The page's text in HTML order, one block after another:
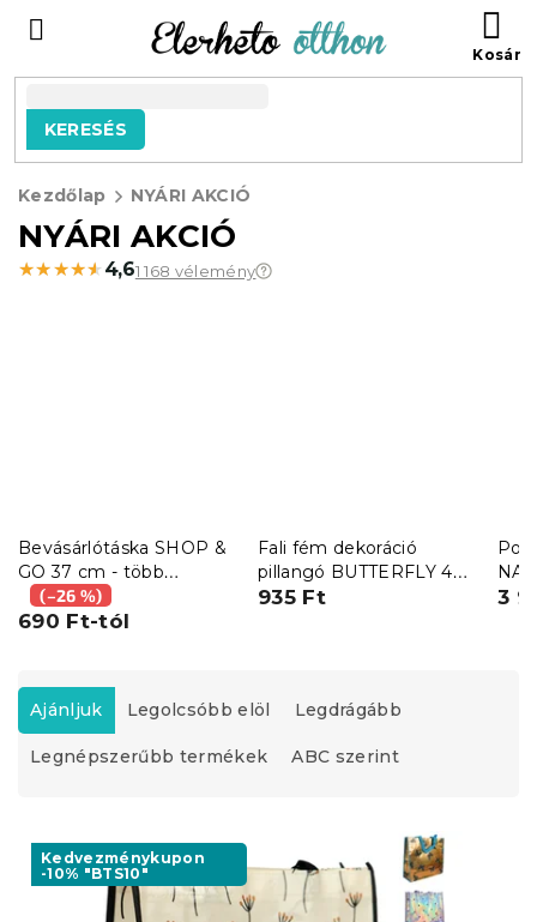
tartalomhoz
KERESÉS
Kezdőlap NYÁRI AKCIÓ
NYÁRI AKCIÓ
★★★★★
★★★★★ 4,61 168 vélemény
Bevásárlótáska SHOP &
GO 37 cm - több
változat
(–26 %)
690 Ft-tól
Fali fém dekoráció
pillangó BUTTERFLY 40
cm - több színben
935 Ft 3
T
e
r
m
e
Ajánljuk Legolcsóbb elöl Legdrágább
Legnépszerűbb termékek ABC szerint
Kedvezménykupon
-10% "BTS10"